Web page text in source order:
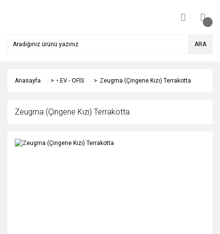
ARA
Anasayfa • EV - OFİS Zeugma (Çingene Kızı) Terrakotta
Zeugma (Çingene Kızı) Terrakotta